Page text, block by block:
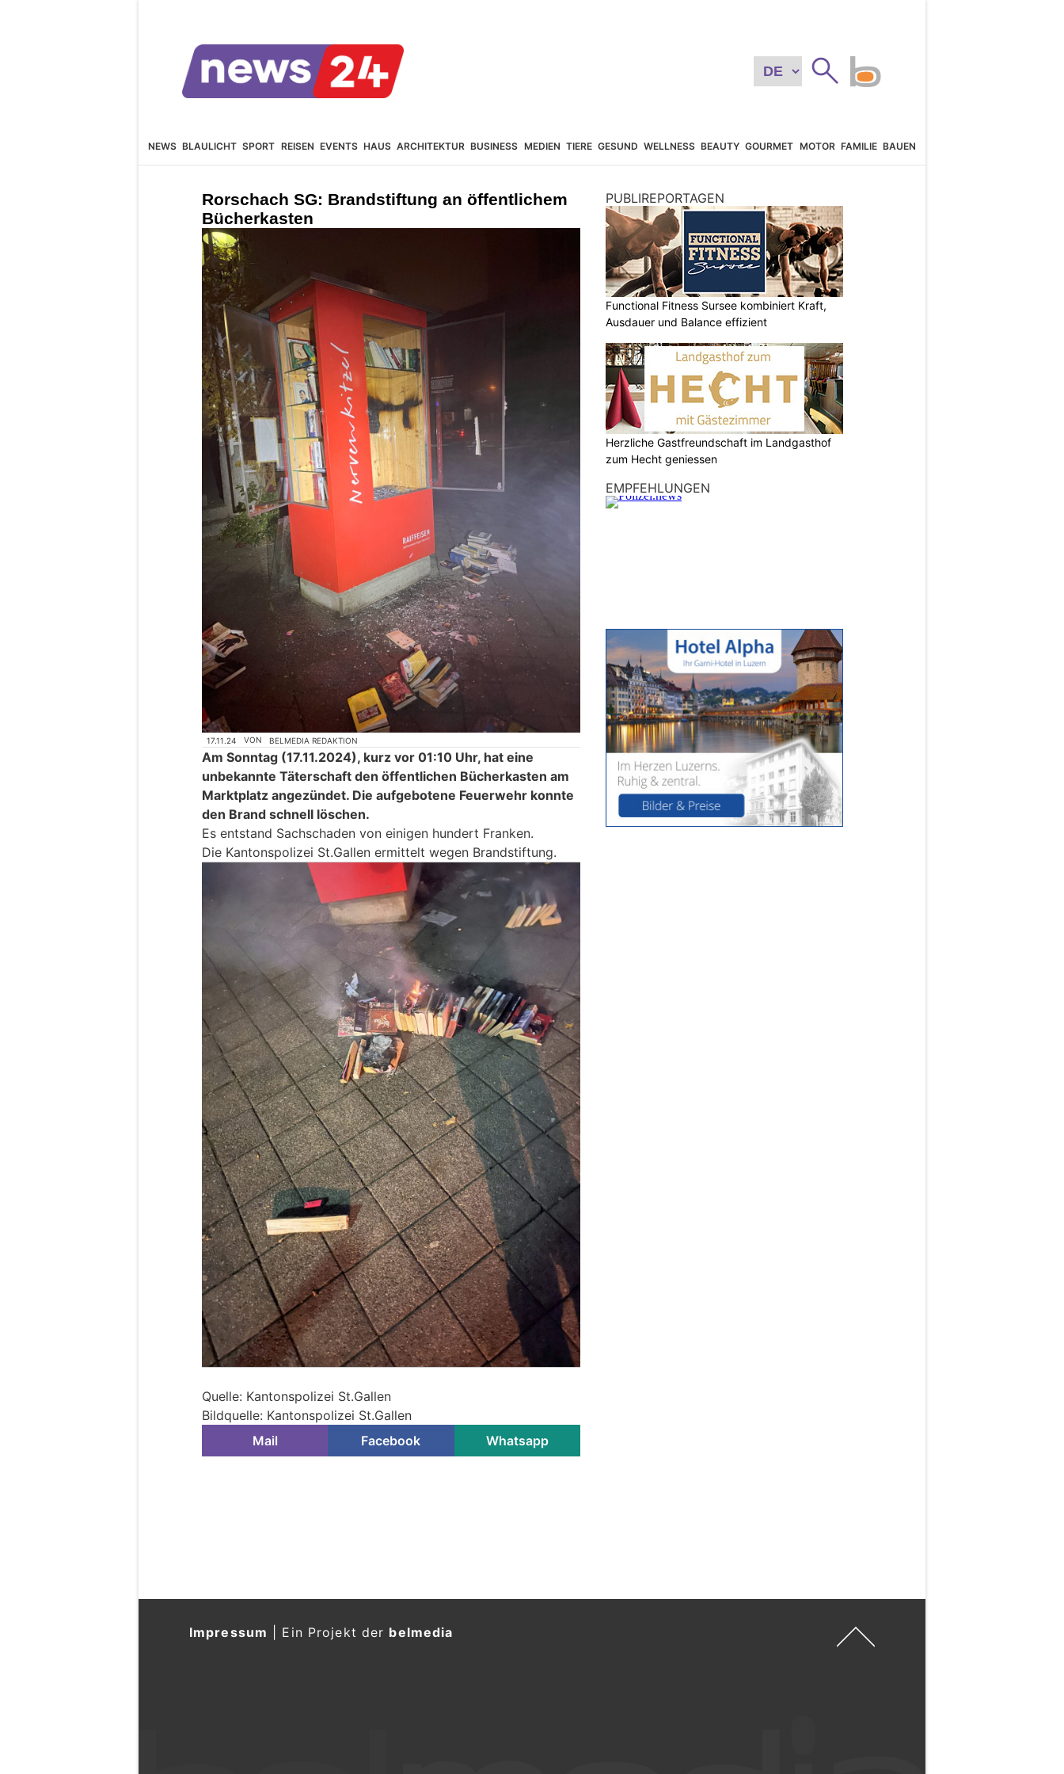
NEWS BLAULICHT SPORT REISEN EVENTS HAUS ARCHITEKTUR BUSINESS MEDIEN TIERE GESUND WELLNESS BEAUTY GOURMET MOTOR FAMILIE BAUEN
Rorschach SG: Brandstiftung an öffentlichem
Bücherkasten
17.11.24 VON BELMEDIA REDAKTION
Am Sonntag (17.11.2024), kurz vor 01:10 Uhr, hat eine
unbekannte Täterschaft den öffentlichen Bücherkasten am
Marktplatz angezündet. Die aufgebotene Feuerwehr konnte
den Brand schnell löschen.
Es entstand Sachschaden von einigen hundert Franken.
Die Kantonspolizei St.Gallen ermittelt wegen Brandstiftung.
Quelle: Kantonspolizei St.Gallen
Bildquelle: Kantonspolizei St.Gallen
Mail
Facebook Whatsapp
PUBLIREPORTAGEN
Functional Fitness Sursee kombiniert Kraft,
Ausdauer und Balance effizient
Herzliche Gastfreundschaft im Landgasthof
zum Hecht geniessen
EMPFEHLUNGEN
Impressum Ein Projekt der belmedia